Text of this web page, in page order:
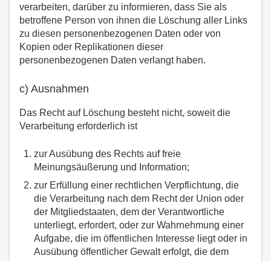
verarbeiten, darüber zu informieren, dass Sie als
betroffene Person von ihnen die Löschung aller Links
zu diesen personenbezogenen Daten oder von
Kopien oder Replikationen dieser
personenbezogenen Daten verlangt haben.
c) Ausnahmen
Das Recht auf Löschung besteht nicht, soweit die
Verarbeitung erforderlich ist
zur Ausübung des Rechts auf freie
Meinungsäußerung und Information;
zur Erfüllung einer rechtlichen Verpflichtung, die
die Verarbeitung nach dem Recht der Union oder
der Mitgliedstaaten, dem der Verantwortliche
unterliegt, erfordert, oder zur Wahrnehmung einer
Aufgabe, die im öffentlichen Interesse liegt oder in
Ausübung öffentlicher Gewalt erfolgt, die dem